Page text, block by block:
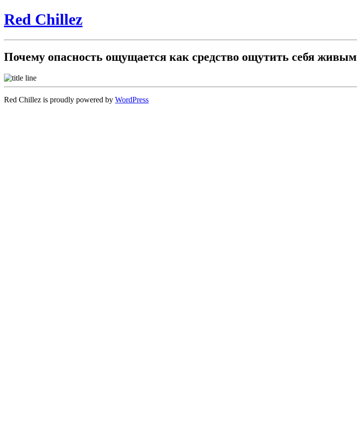
Red Chillez
Почему опасность ощущается как средство ощутить себя живым
Red Chillez is proudly powered by WordPress